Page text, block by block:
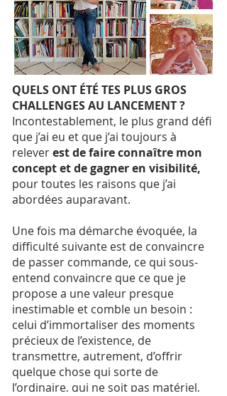
QUELS ONT ÉTÉ TES PLUS GROS
CHALLENGES AU LANCEMENT ?
Incontestablement, le plus grand défi
que j’ai eu et que j’ai toujours à
releverest de faire connaître mon
concept et de gagner en visibilité,
pour toutes les raisons que j’ai
abordées auparavant.
Une fois ma démarche évoquée, la
difficulté suivante est de convaincre
de passer commande, ce qui sous-
entend convaincre que ce que je
propose a une valeur presque
inestimable et comble un besoin :
celui d’immortaliser des moments
précieux de l’existence, de
transmettre, autrement, d’offrir
quelque chose qui sorte de
l’ordinaire, qui ne soit pas matériel,